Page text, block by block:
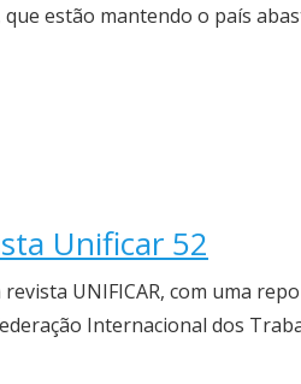
estão mantendo o país
Unificar 52
revista UNIFICAR, com uma
Internacional dos